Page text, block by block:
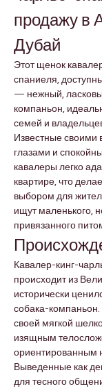
продажу в
Дубай
Этот щенок
спаниеля,
— нежный,
компаньон,
семей и
Известные своими
глазами и
кавалеры легко
квартире, что
выбором для
ищут маленького,
привязанного
Кавалер-кинг-
происходит из
исторически
собака-
своей мягкой
изящным
ориентированным
Выведенные как
для тесного